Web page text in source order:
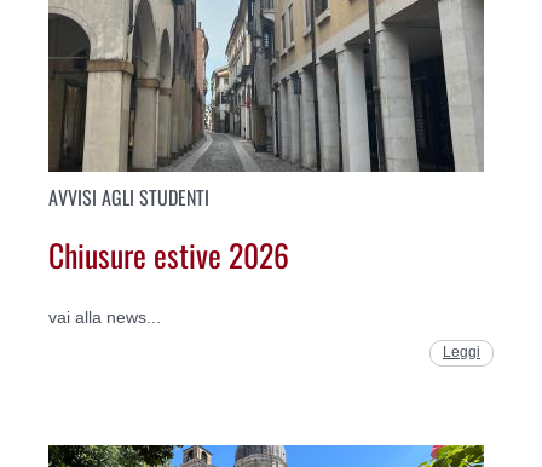
AVVISI AGLI STUDENTI
Chiusure estive 2026
vai alla news...
Leggi